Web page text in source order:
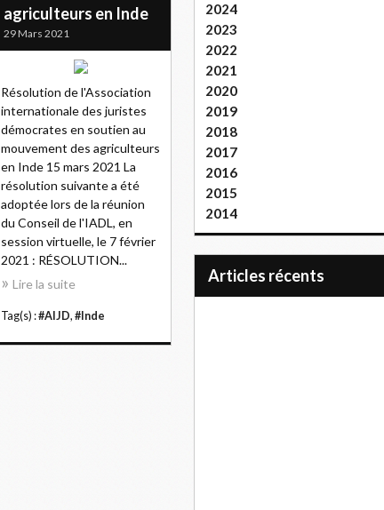
agriculteurs en Inde
29 Mars 2021
Résolution de l'Association
internationale des juristes
démocrates en soutien au
mouvement des agriculteurs
en Inde 15 mars 2021 La
résolution suivante a été
adoptée lors de la réunion
du Conseil de l'IADL, en
session virtuelle, le 7 février
2021 : RÉSOLUTION...
Lire la suite
Tag(s) :#AIJD, #Inde
2024
2023
2022
2021
2020
2019
2018
2017
2016
2015
2014
articles récents